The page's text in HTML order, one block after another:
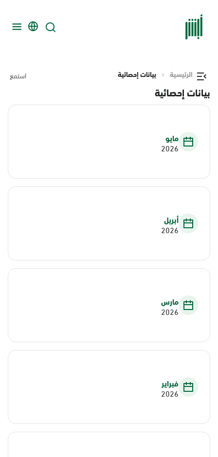
الرئيسية بيانات إحصائية استمع
بيانات إحصائية
مايو
2026
أبريل
2026
مارس
2026
فبراير
2026